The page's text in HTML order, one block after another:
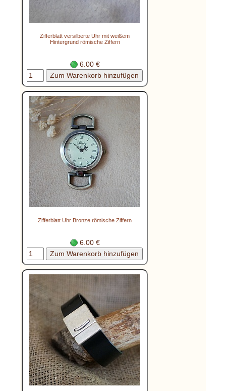
Zifferblatt versilberte Uhr mit weißem
Hintergrund römische Ziffern
6.00 €
Zifferblatt Uhr Bronze römische Ziffern
6.00 €